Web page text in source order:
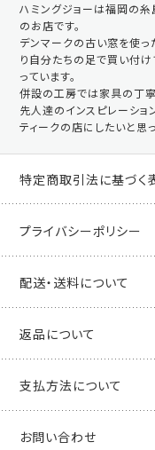
ハミングジョーは福岡の
のお店です。
デンマークの古い窓を使っ
り自分たちの足で買い付け
っています。
併設の工房では家具の丁寧
先人達のインスピレーシ
ティークの店にしたいと思
特定商取引法に基づく
プライバシーポリシー
配送・送料について
返品について
支払方法について
お問い合わせ